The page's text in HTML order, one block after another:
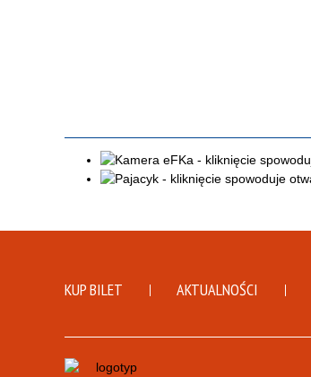
KUP BILET AKTUALNOŚCI